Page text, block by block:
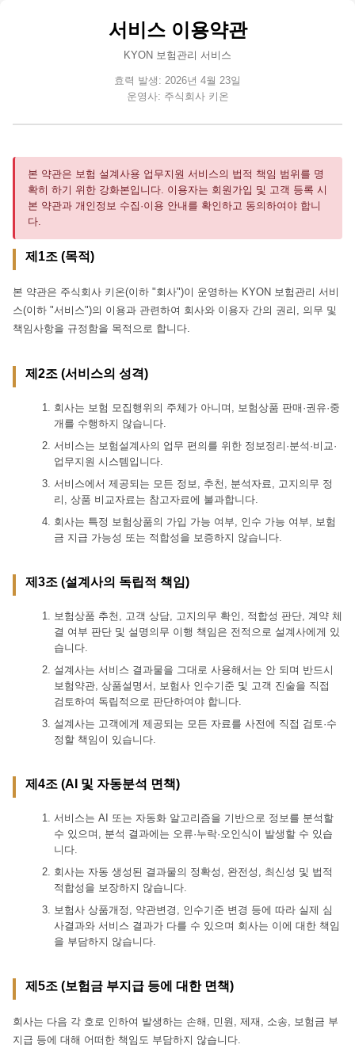
서비스 이용약관
KYON 보험관리 서비스
효력 발생: 2026년 4월 23일
운영사: 주식회사 키온
본 약관은 보험 설계사용 업무지원 서비스의 법적 책임 범위를 명
확히 하기 위한 강화본입니다. 이용자는 회원가입 및 고객 등록 시
본 약관과 개인정보 수집·이용 안내를 확인하고 동의하여야 합니
다.
제1조 (목적)
본 약관은 주식회사 키온(이하 "회사")이 운영하는 KYON 보험관리 서비
스(이하 "서비스")의 이용과 관련하여 회사와 이용자 간의 권리, 의무 및
책임사항을 규정함을 목적으로 합니다.
제2조 (서비스의 성격)
회사는 보험 모집행위의 주체가 아니며, 보험상품 판매·권유·중
개를 수행하지 않습니다.
서비스는 보험설계사의 업무 편의를 위한 정보정리·분석·비교·
업무지원 시스템입니다.
서비스에서 제공되는 모든 정보, 추천, 분석자료, 고지의무 정
리, 상품 비교자료는 참고자료에 불과합니다.
회사는 특정 보험상품의 가입 가능 여부, 인수 가능 여부, 보험
금 지급 가능성 또는 적합성을 보증하지 않습니다.
제3조 (설계사의 독립적 책임)
보험상품 추천, 고객 상담, 고지의무 확인, 적합성 판단, 계약 체
결 여부 판단 및 설명의무 이행 책임은 전적으로 설계사에게 있
습니다.
설계사는 서비스 결과물을 그대로 사용해서는 안 되며 반드시
보험약관, 상품설명서, 보험사 인수기준 및 고객 진술을 직접
검토하여 독립적으로 판단하여야 합니다.
설계사는 고객에게 제공되는 모든 자료를 사전에 직접 검토·수
정할 책임이 있습니다.
제4조 (AI 및 자동분석 면책)
서비스는 AI 또는 자동화 알고리즘을 기반으로 정보를 분석할
수 있으며, 분석 결과에는 오류·누락·오인식이 발생할 수 있습
니다.
회사는 자동 생성된 결과물의 정확성, 완전성, 최신성 및 법적
적합성을 보장하지 않습니다.
보험사 상품개정, 약관변경, 인수기준 변경 등에 따라 실제 심
사결과와 서비스 결과가 다를 수 있으며 회사는 이에 대한 책임
을 부담하지 않습니다.
제5조 (보험금 부지급 등에 대한 면책)
회사는 다음 각 호로 인하여 발생하는 손해, 민원, 제재, 소송, 보험금 부
지급 등에 대해 어떠한 책임도 부담하지 않습니다.